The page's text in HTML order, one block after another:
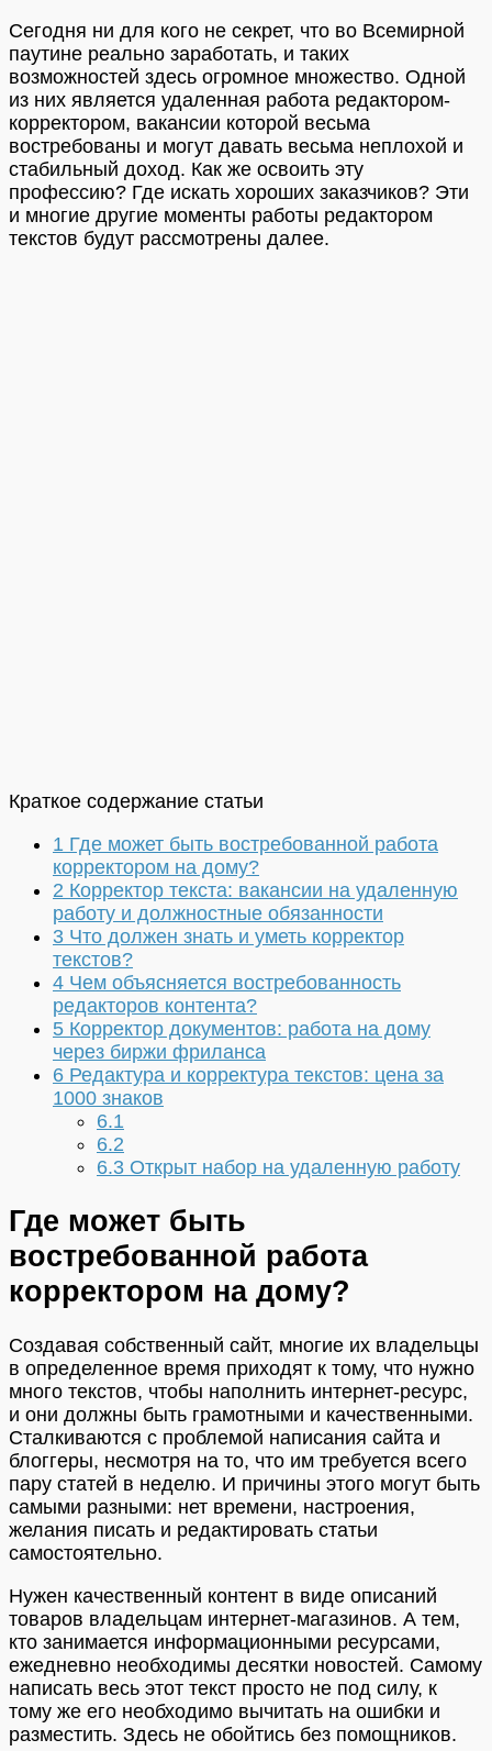
Сегодня ни для кого не секрет, что во Всемирной
паутине реально заработать, и таких
возможностей здесь огромное множество. Одной
из них является удаленная работа редактором-
корректором, вакансии которой весьма
востребованы и могут давать весьма неплохой и
стабильный доход. Как же освоить эту
профессию? Где искать хороших заказчиков? Эти
и многие другие моменты работы редактором
текстов будут рассмотрены далее.
Краткое содержание статьи
1 Где может быть востребованной работа
корректором на дому?
2 Корректор текста: вакансии на удаленную
работу и должностные обязанности
3 Что должен знать и уметь корректор
текстов?
4 Чем объясняется востребованность
редакторов контента?
5 Корректор документов: работа на дому
через биржи фриланса
6 Редактура и корректура текстов: цена за
1000 знаков
6.1
6.2
6.3 Открыт набор на удаленную работу
Где может быть
востребованной работа
корректором на дому?
Создавая собственный сайт, многие их владельцы
в определенное время приходят к тому, что нужно
много текстов, чтобы наполнить интернет-ресурс,
и они должны быть грамотными и качественными.
Сталкиваются с проблемой написания сайта и
блоггеры, несмотря на то, что им требуется всего
пару статей в неделю. И причины этого могут быть
самыми разными: нет времени, настроения,
желания писать и редактировать статьи
самостоятельно.
Нужен качественный контент в виде описаний
товаров владельцам интернет-магазинов. А тем,
кто занимается информационными ресурсами,
ежедневно необходимы десятки новостей. Самому
написать весь этот текст просто не под силу, к
тому же его необходимо вычитать на ошибки и
разместить. Здесь не обойтись без помощников.